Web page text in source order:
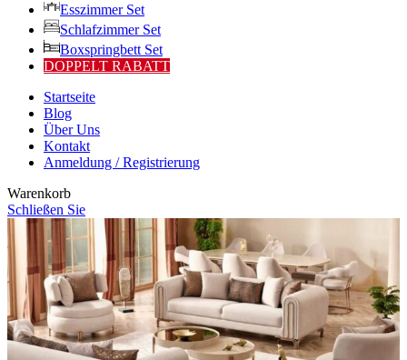
Esszimmer Set
Schlafzimmer Set
Boxspringbett Set
DOPPELT RABATT
Startseite
Blog
Über Uns
Kontakt
Anmeldung / Registrierung
Warenkorb
Schließen Sie